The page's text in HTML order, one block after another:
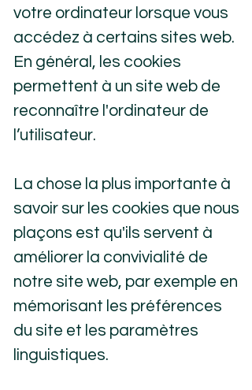
votre ordinateur lorsque vous
accédez à certains sites web.
En général, les cookies
permettent à un site web de
reconnaître l'ordinateur de
l’utilisateur.
La chose la plus importante à
savoir sur les cookies que nous
plaçons est qu'ils servent à
améliorer la convivialité de
notre site web, par exemple en
mémorisant les préférences
du site et les paramètres
linguistiques.